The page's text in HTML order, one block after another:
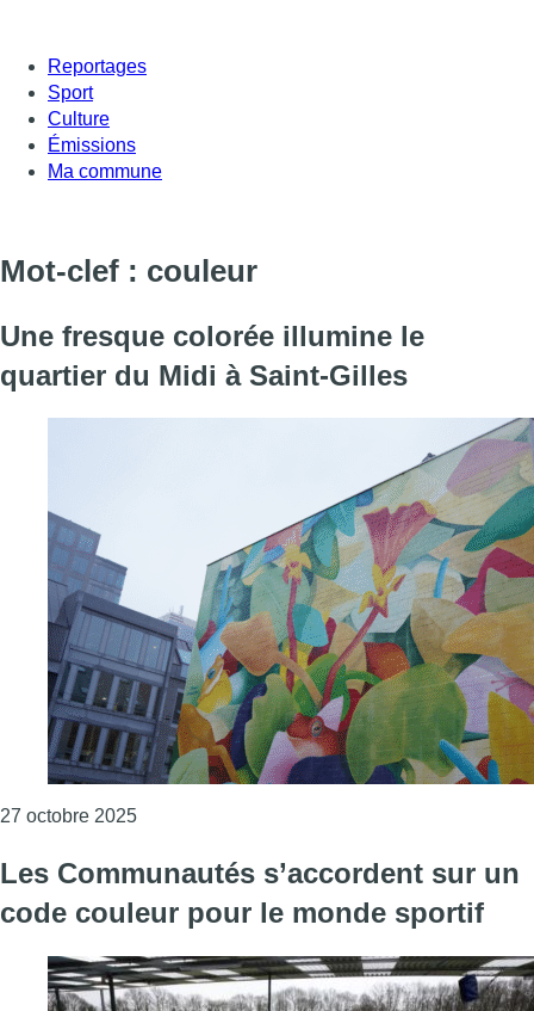
Reportages
Sport
Culture
Émissions
Ma commune
Mot-clef : couleur
Une fresque colorée illumine le
quartier du Midi à Saint-Gilles
27 octobre 2025Consulter l'article "Une fresque colorée
Les Communautés s’accordent sur un
code couleur pour le monde sportif